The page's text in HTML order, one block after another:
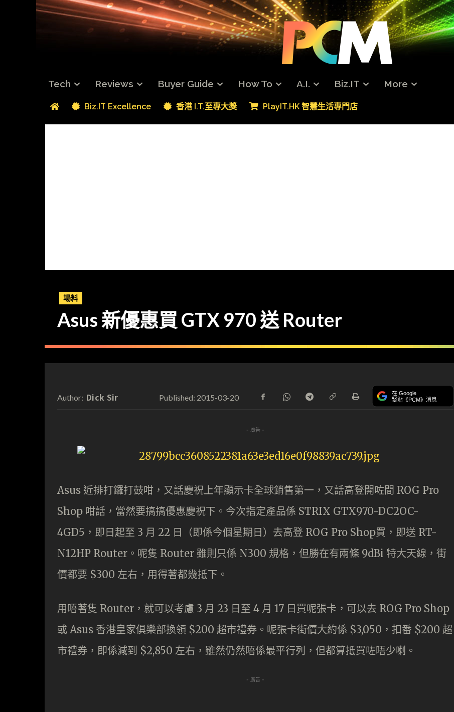
Tech Reviews Buyer Guide How To A.I. Biz.IT More
Biz.IT Excellence 香港 I.T.至專大獎 PlayIT.HK 智慧生活專門店
場料
Asus 新優惠買 GTX 970 送 Router
Author: Dick Sir Published: 2015-03-20 在 Google
緊貼《PCM》消息
- 廣告 -
Asus 近排打鑼打鼓咁，又話慶祝上年顯示卡全球銷售第一，又話高登開咗間 ROG Pro
Shop 咁話，當然要搞搞優惠慶祝下。今次指定產品係 STRIX GTX970-DC2OC-
4GD5，即日起至 3 月 22 日（即係今個星期日）去高登 ROG Pro Shop買，即送 RT-
N12HP Router。呢隻 Router 雖則只係 N300 規格，但勝在有兩條 9dBi 特大天線，街
價都要 $300 左右，用得著都幾抵下。
用唔著隻 Router，就可以考慮 3 月 23 日至 4 月 17 日買呢張卡，可以去 ROG Pro Shop
或 Asus 香港皇家俱樂部換領 $200 超市禮券。呢張卡街價大約係 $3,050，扣番 $200 超
市禮券，即係減到 $2,850 左右，雖然仍然唔係最平行列，但都算抵買咗唔少喇。
- 廣告 -